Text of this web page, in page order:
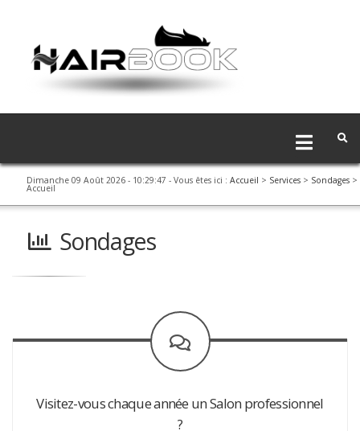
Dimanche 09 Août 2026 - 10:29:47 - Vous êtes ici : Accueil > Services > Sondages >
Accueil
Sondages
Visitez-vous chaque année un Salon professionnel
?